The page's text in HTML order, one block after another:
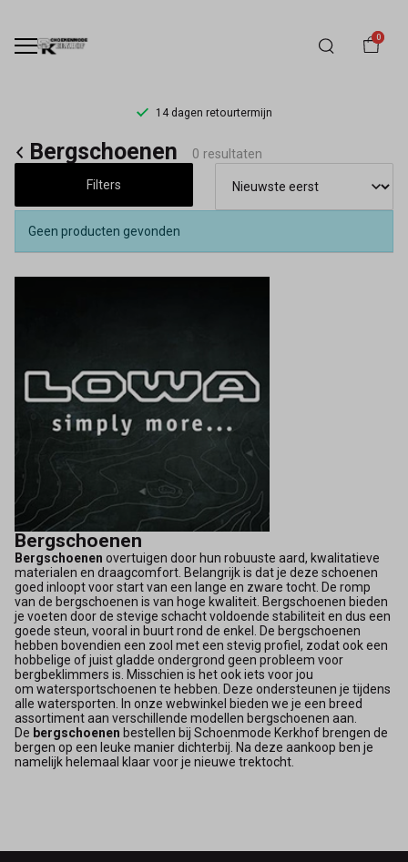
0
14 dagen retourtermijn
Bergschoenen
Schoenmode
Kerkhof
Bergschoenen 0 resultaten
Filters
Geen producten gevonden
Bergschoenen
Bergschoenen overtuigen door hun robuuste aard, kwalitatieve
materialen en draagcomfort. Belangrijk is dat je deze schoenen
goed inloopt voor start van een lange en zware tocht. De romp
van de bergschoenen is van hoge kwaliteit. Bergschoenen bieden
je voeten door de stevige schacht voldoende stabiliteit en dus een
goede steun, vooral in buurt rond de enkel. De bergschoenen
hebben bovendien een zool met een stevig profiel, zodat ook een
hobbelige of juist gladde ondergrond geen probleem voor
bergbeklimmers is. Misschien is het ook iets voor jou
om watersportschoenen te hebben. Deze ondersteunen je tijdens
alle watersporten. In onze webwinkel bieden we je een breed
assortiment aan verschillende modellen bergschoenen aan.
De bergschoenen bestellen bij Schoenmode Kerkhof brengen de
bergen op een leuke manier dichterbij. Na deze aankoop ben je
namelijk helemaal klaar voor je nieuwe trektocht.